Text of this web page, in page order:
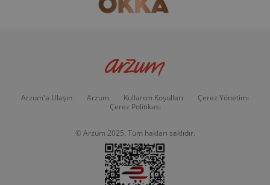
Arzum'a Ulaşın Arzum Kullanım Koşulları
Çerez Yönetimi
Çerez Politikası
© Arzum 2025. Tüm hakları saklıdır.